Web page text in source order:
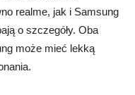
realme, jak i Samsung
o szczegóły. Oba
może mieć lekką